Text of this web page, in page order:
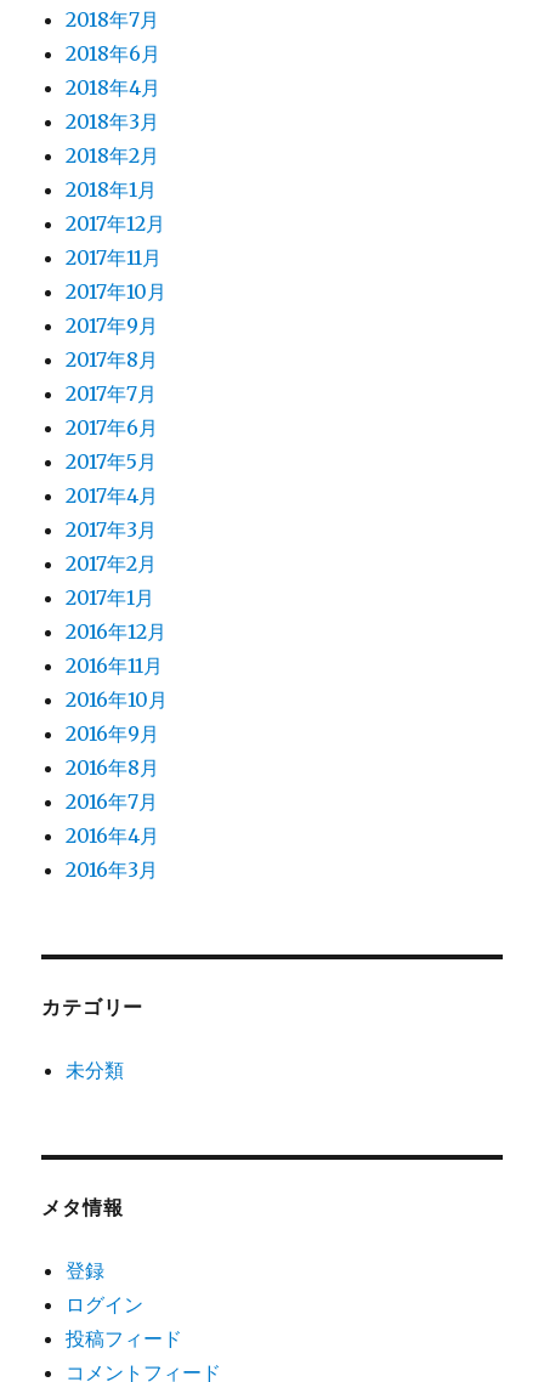
2018年7月
2018年6月
2018年4月
2018年3月
2018年2月
2018年1月
2017年12月
2017年11月
2017年10月
2017年9月
2017年8月
2017年7月
2017年6月
2017年5月
2017年4月
2017年3月
2017年2月
2017年1月
2016年12月
2016年11月
2016年10月
2016年9月
2016年8月
2016年7月
2016年4月
2016年3月
カテゴリー
未分類
メタ情報
登録
ログイン
投稿フィード
コメントフィード